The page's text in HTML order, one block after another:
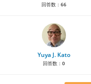
回答数： 66
Yuya J. Kato
回答数： 0